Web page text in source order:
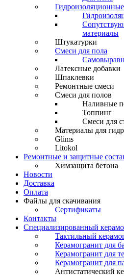
материалы
Штукатурки
Смеси для пола
Латексные добавки
Шпаклевки
Ремонтные смеси
Смеси для полов
Наливные
Топпинг
Смеси для
Материалы для
Glims
Litokol
Ремонтные и защитные
Химзащита бетона
Новости
Доставка
Оплата
Файлы для скачивания
Сертификаты
Контакты
Специализированный
Тактильный
Керамогранит для
Керамогранит для
Керамогранит для
Антистатический